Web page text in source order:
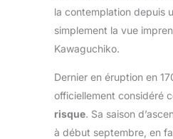
la contemplation depuis
simplement la vue
Kawaguchiko.
Dernier en éruption en
officiellement considéré
risque. Sa saison
à début septembre, en